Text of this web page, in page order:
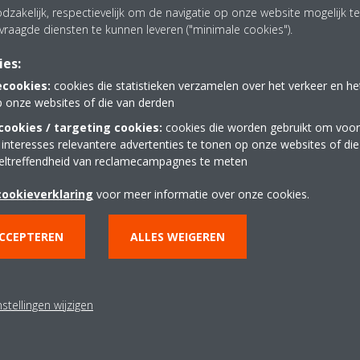
vereisten werd voldaan
die voor dit project werd geïnstalleerd, staat bekend om
van directe en indirecte CO2-uitstoot. Dat is mogelijk dankzij
dankzij de beste efficiëntieniveaus in zijn klasse, zowel in koel-
geslaagd een oplossing te bieden die een perfect evenwicht is
voor een maximale veiligheid, betrouwbaarheid en
gamma profiteert de EWYT-B-serie van alle voordelen die worden
impact van warmtepomptechnologieën voor de Applied-
respectievelijk om de navigatie op onze website mogelijk
diensten te kunnen leveren ("minimale cookies").
cookies die statistieken verzamelen over het verkeer en
onze websites of die van derden
/ targeting cookies: cookies die worden gebruikt om
relevantere advertenties te tonen op onze websites of
van reclamecampagnes te meten
voor meer informatie over onze cookies.
ALLES WEIGEREN
wijzigen